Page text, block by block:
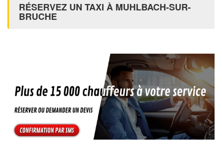
RÉSERVEZ UN TAXI À MUHLBACH-SUR-
BRUCHE